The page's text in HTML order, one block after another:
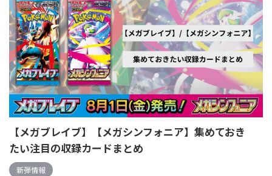
【メガブレイブ】【メガシンフォニア】集めておき
たい注目の収録カードまとめ
新弾情報